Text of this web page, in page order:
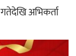
अभिकर्ता